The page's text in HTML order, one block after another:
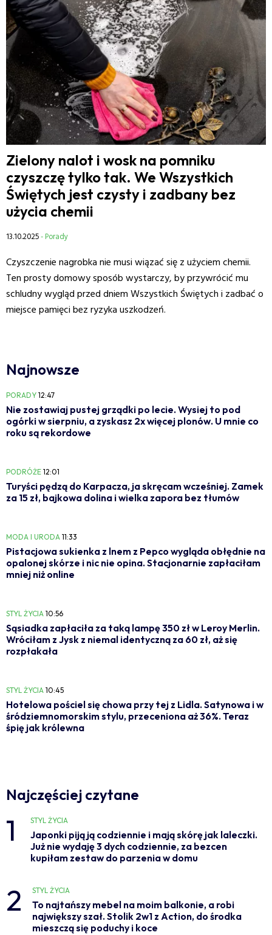
Zielony nalot i wosk na pomniku
czyszczę tylko tak. We Wszystkich
Świętych jest czysty i zadbany bez
użycia chemii
13.10.2025- Porady
Czyszczenie nagrobka nie musi wiązać się z użyciem chemii.
Ten prosty domowy sposób wystarczy, by przywrócić mu
schludny wygląd przed dniem Wszystkich Świętych i zadbać o
miejsce pamięci bez ryzyka uszkodzeń.
Najnowsze
PORADY 12:47
Nie zostawiaj pustej grządki po lecie. Wysiej to pod
ogórki w sierpniu, a zyskasz 2x więcej plonów. U mnie co
roku są rekordowe
PODRÓŻE 12:01
Turyści pędzą do Karpacza, ja skręcam wcześniej. Zamek
za 15 zł, bajkowa dolina i wielka zapora bez tłumów
MODA I URODA 11:33
Pistacjowa sukienka z lnem z Pepco wygląda obłędnie na
opalonej skórze i nic nie opina. Stacjonarnie zapłaciłam
mniej niż online
STYL ŻYCIA 10:56
Sąsiadka zapłaciła za taką lampę 350 zł w Leroy Merlin.
Wróciłam z Jysk z niemal identyczną za 60 zł, aż się
rozpłakała
STYL ŻYCIA 10:45
Hotelowa pościel się chowa przy tej z Lidla. Satynowa i w
śródziemnomorskim stylu, przeceniona aż 36%. Teraz
śpię jak królewna
Najczęściej czytane
1 STYL ŻYCIA
Japonki piją ją codziennie i mają skórę jak laleczki.
Już nie wydaję 3 dych codziennie, za bezcen
kupiłam zestaw do parzenia w domu
2 STYL ŻYCIA
To najtańszy mebel na moim balkonie, a robi
największy szał. Stolik 2w1 z Action, do środka
mieszczą się poduchy i koce